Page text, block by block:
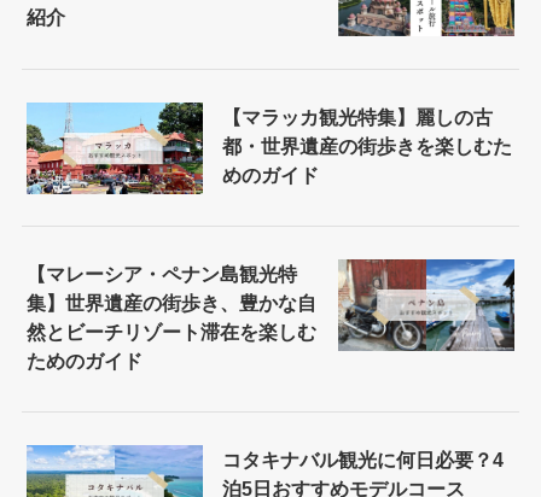
紹介
【マラッカ観光特集】麗しの古
都・世界遺産の街歩きを楽しむた
めのガイド
【マレーシア・ペナン島観光特
集】世界遺産の街歩き、豊かな自
然とビーチリゾート滞在を楽しむ
ためのガイド
コタキナバル観光に何日必要？4
泊5日おすすめモデルコース